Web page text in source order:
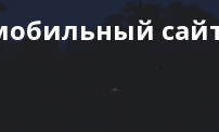
Перейти
к